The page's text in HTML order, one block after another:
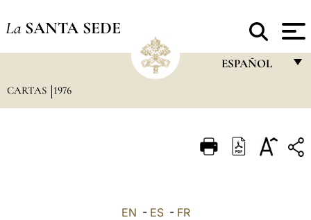
La SANTA SEDE
ESPAÑOL
ITALIANO
CARTAS 1976
EN - ES- FR